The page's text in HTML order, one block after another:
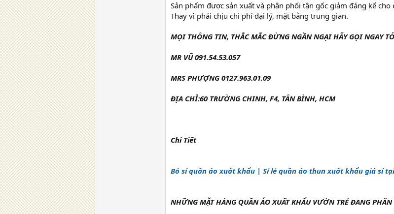
Sản phẩm được sản xuất và phân phối tận gốc giảm đáng kể
Thay vì phải chịu chi phí đại lý, mặt bằng trung gian.
MỌI THÔNG TIN, THẮC MẮC ĐỪNG NGẦN NGẠI HÃY GỌI NGAY
MR VŨ 091.54.53.057
MRS PHƯỢNG 0127.963.01.09
ĐỊA CHỈ:60 TRƯỜNG CHINH, F4, TÂN BÌNH, HCM
Chi Tiết
Bỏ sỉ quần áo xuất khẩu | Sỉ lẻ quần áo thun xuất khẩu giá sỉ tại
NHỮNG MẶT HÀNG QUẦN ÁO XUẤT KHẨU VƯỜN TRẺ ĐANG